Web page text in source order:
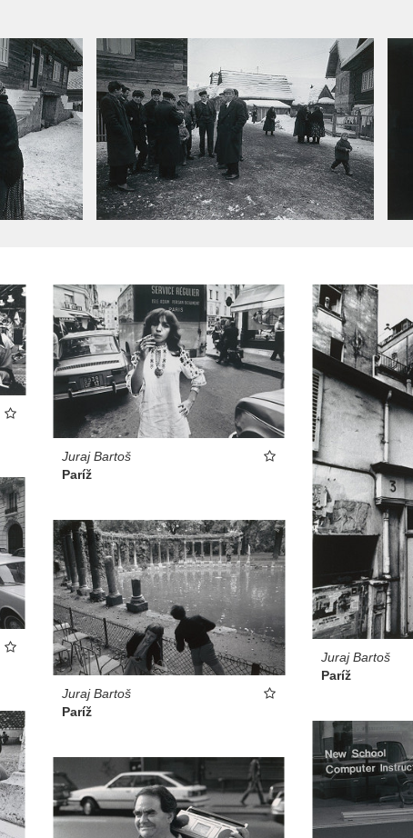
viac zodpovedá snímka členov
vystúpenie v školskej telocvični.
: Slovenská národná galéria, 2009.
Juraj Bartoš
Paríž
Juraj Bartoš
Paríž
Juraj Bartoš
Paríž